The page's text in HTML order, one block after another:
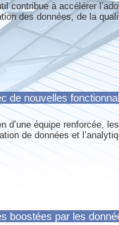
contribue à accélérer
des données, de la
de nouvelles
d’une équipe renforcée,
de données et
boostées par les